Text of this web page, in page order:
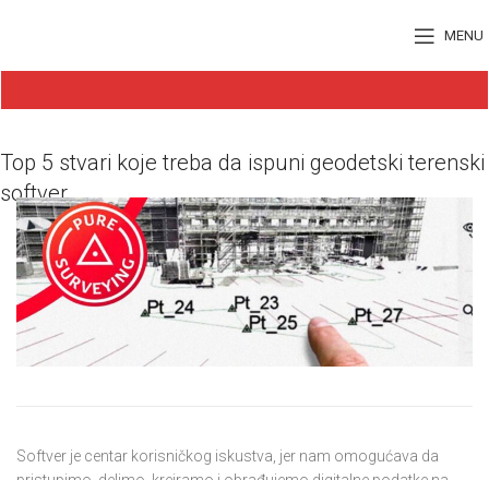
MENU
Top 5 stvari koje treba da ispuni geodetski terenski
softver
Softver je centar korisničkog iskustva, jer nam omogućava da